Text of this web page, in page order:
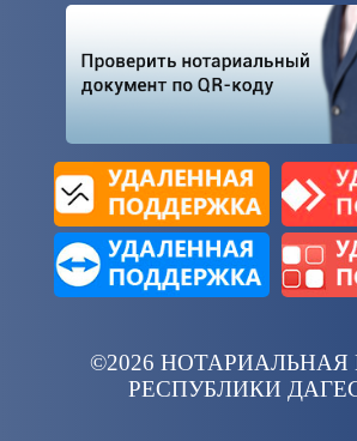
©2026 НОТАРИАЛЬНАЯ
РЕСПУБЛИКИ